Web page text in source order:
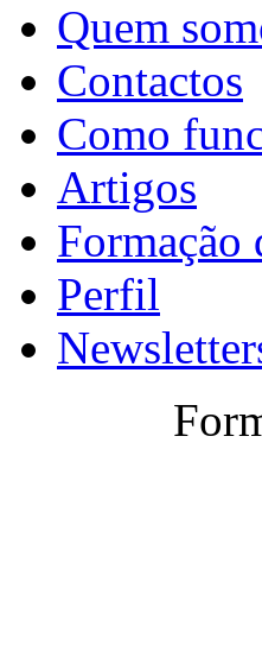
Quem
Contactos
Como
Artigos
Formação
Perfil